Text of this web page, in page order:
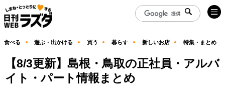
食べる 遊ぶ・出かける 買う 暮らす 新しいお店 特集・まとめ
【8/3更新】島根・鳥取の正社員・アルバ
イト・パート情報まとめ